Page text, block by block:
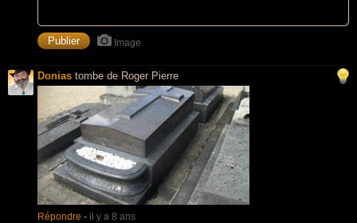
Image
Donias tombe de Roger Pierre
Répondre - il y a 8 ans